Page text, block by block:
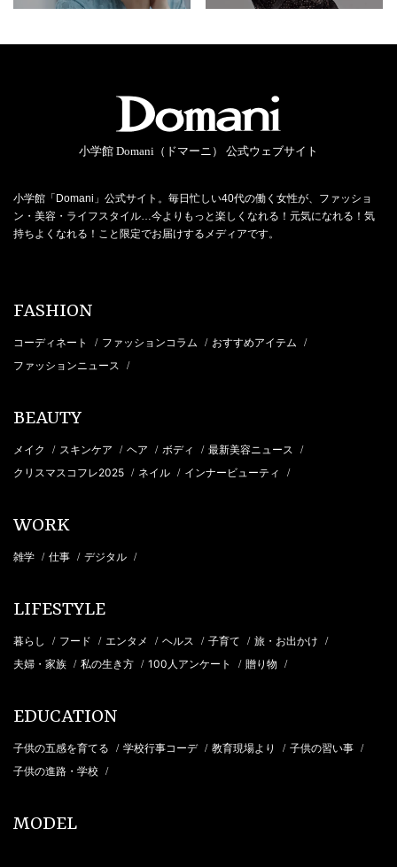
小学館 Domani（ドマーニ） 公式ウェブサイト
小学館「Domani」公式サイト。毎日忙しい40代の働く女性が、ファッショ
ン・美容・ライフスタイル…今よりもっと楽しくなれる！元気になれる！気
持ちよくなれる！こと限定でお届けするメディアです。
FASHION
コーディネート / ファッションコラム / おすすめアイテム /
ファッションニュース /
BEAUTY
メイク / スキンケア / ヘア / ボディ / 最新美容ニュース /
クリスマスコフレ2025 / ネイル / インナービューティ /
WORK
雑学 / 仕事 / デジタル /
LIFESTYLE
暮らし / フード / エンタメ / ヘルス / 子育て / 旅・お出かけ /
夫婦・家族 / 私の生き方 / 100人アンケート / 贈り物 /
EDUCATION
子供の五感を育てる / 学校行事コーデ / 教育現場より / 子供の習い事 /
子供の進路・学校 /
MODEL